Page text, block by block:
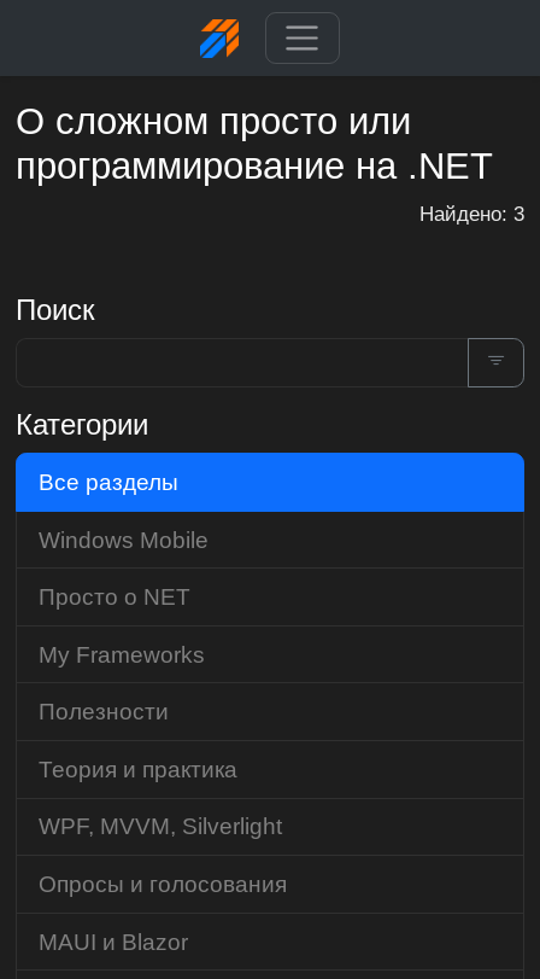
О сложном просто или
программирование на .NET
Найдено: 3
Поиск
Категории
Все разделы
Windows Mobile
Просто о NET
My Frameworks
Полезности
Теория и практика
WPF, MVVM, Silverlight
Опросы и голосования
MAUI и Blazor